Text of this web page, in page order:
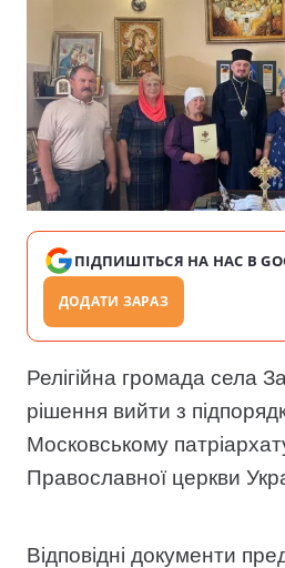
ПІДПИШІТЬСЯ НА НАС В
ДОДАТИ ЗАРАЗ
Релігійна громада села
рішення вийти з
Московському
Православної церкви
Відповідні документи